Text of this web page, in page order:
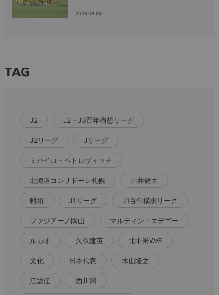
2026.08.03
TAG
J2 J2・J3百年構想リーグ
J2リーグ Jリーグ
ミハイロ・ペトロヴィッチ
北海道コンサドーレ札幌 川井健太
戦術 J1リーグ J1百年構想リーグ
ファジアーノ岡山 マルティン・エデゴー
ルカオ 久保建英 北中米W杯
文化 日本代表 木山隆之
江坂任 西川潤